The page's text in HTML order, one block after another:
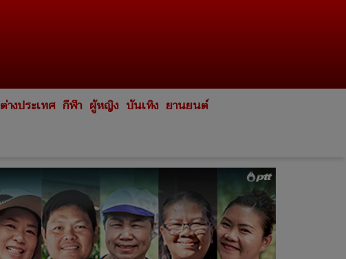
ต่างประเทศ กีฬา ผู้หญิง บันเทิง ยานยนต์